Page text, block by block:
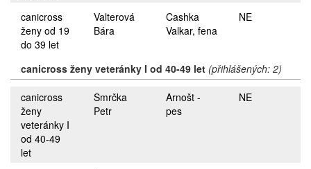
canicross
ženy od 19
do 39 let
Valterová
Bára
Cashka
Valkar, fena
NE
canicross ženy veteránky I od 40-49 let (přihlášených: 2)
canicross
ženy
veteránky I
od 40-49
let
Smrčka
Petr
Arnošt -
pes
NE